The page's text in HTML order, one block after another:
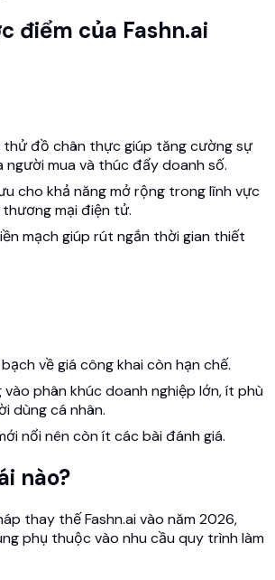
điểm của Fashn.ai
thử đồ chân thực giúp tăng cường sự
người mua và thúc đẩy doanh số.
cho khả năng mở rộng trong lĩnh vực
mại điện tử.
mạch giúp rút ngắn thời gian thiết
về giá công khai còn hạn chế.
phân khúc doanh nghiệp lớn, ít phù
dùng cá nhân.
nổi nên còn ít các bài đánh giá.
nào?
thay thế Fashn.ai vào năm 2026,
phụ thuộc vào nhu cầu quy trình làm